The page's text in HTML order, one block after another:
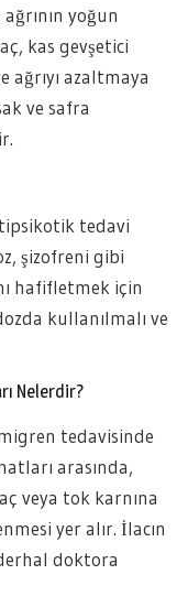
yoğun
kas gevşetici
ağrıyı azaltmaya
ve safra
tedavi
şizofreni gibi
hafifletmek için
kullanılmalı ve
Nelerdir?
tedavisinde
arasında,
veya tok karnına
yer alır. İlacın
doktora